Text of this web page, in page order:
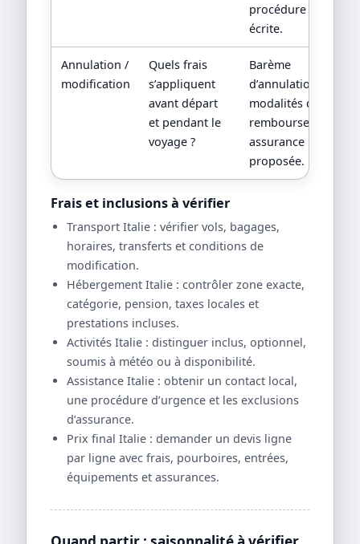
procédure
écrite.
Annulation /
modification
Quels frais
s’appliquent
avant départ
et pendant le
voyage ?
Barème
d’annulation,
modalités de
remboursement,
assurance
proposée.
Frais et inclusions à vérifier
Transport Italie : vérifier vols, bagages,
horaires, transferts et conditions de
modification.
Hébergement Italie : contrôler zone exacte,
catégorie, pension, taxes locales et
prestations incluses.
Activités Italie : distinguer inclus, optionnel,
soumis à météo ou à disponibilité.
Assistance Italie : obtenir un contact local,
une procédure d’urgence et les exclusions
d’assurance.
Prix final Italie : demander un devis ligne
par ligne avec frais, pourboires, entrées,
équipements et assurances.